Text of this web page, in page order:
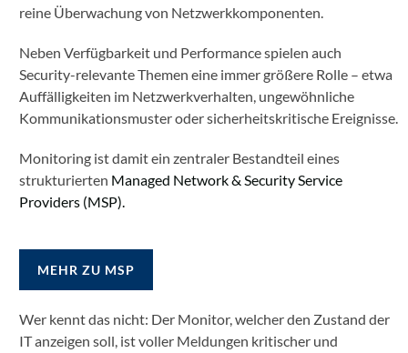
reine Überwachung von Netzwerkkomponenten.
Neben Verfügbarkeit und Performance spielen auch
Security-relevante Themen eine immer größere Rolle – etwa
Auffälligkeiten im Netzwerkverhalten, ungewöhnliche
Kommunikationsmuster oder sicherheitskritische Ereignisse.
Monitoring ist damit ein zentraler Bestandteil eines
strukturierten Managed Network & Security Service
Providers (MSP).
MEHR ZU MSP
Wer kennt das nicht: Der Monitor, welcher den Zustand der
IT anzeigen soll, ist voller Meldungen kritischer und